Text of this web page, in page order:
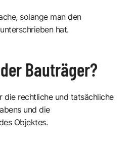
solange man den
hat.
Bauträger?
die rechtliche und tatsächliche
und die
Objektes.